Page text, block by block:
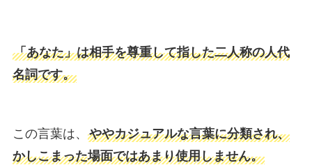
「あなた」は相手を尊重して指した二人称の人代
名詞です。
この言葉は、 ややカジュアルな言葉に分類され、
かしこまった場面ではあまり使用しません。